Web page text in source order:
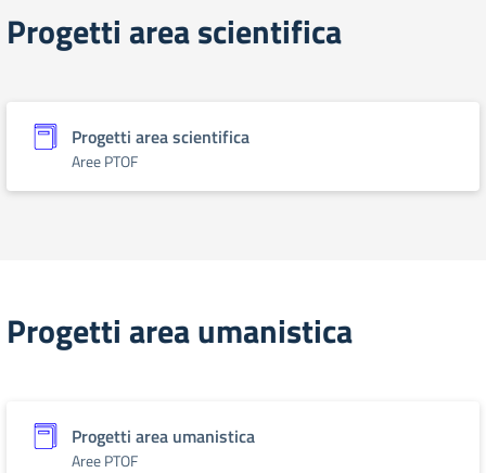
Progetti area scientifica
Progetti area scientifica
Aree PTOF
Progetti area umanistica
Progetti area umanistica
Aree PTOF